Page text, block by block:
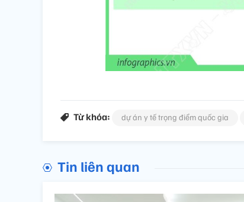
Từ khóa: dự án y tế trọng điểm quốc gia
Tin liên quan